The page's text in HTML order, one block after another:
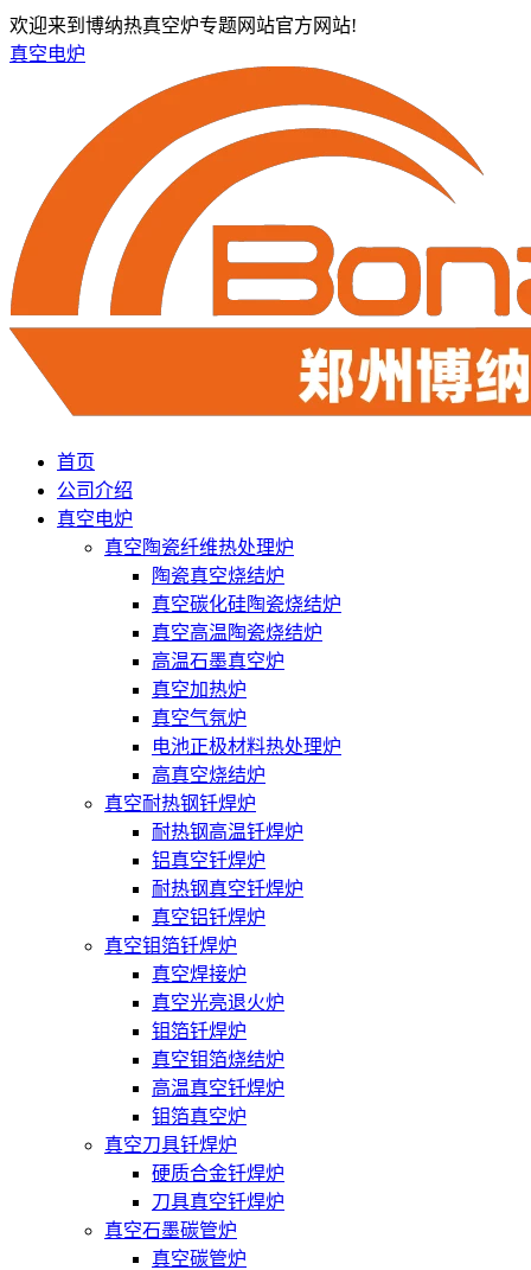
欢迎来到博纳热真空炉专题网站官方网站!
真空电炉
首页
公司介绍
真空电炉
真空陶瓷纤维热处理炉
陶瓷真空烧结炉
真空碳化硅陶瓷烧结炉
真空高温陶瓷烧结炉
高温石墨真空炉
真空加热炉
真空气氛炉
电池正极材料热处理炉
高真空烧结炉
真空耐热钢钎焊炉
耐热钢高温钎焊炉
铝真空钎焊炉
耐热钢真空钎焊炉
真空铝钎焊炉
真空钼箔钎焊炉
真空焊接炉
真空光亮退火炉
钼箔钎焊炉
真空钼箔烧结炉
高温真空钎焊炉
钼箔真空炉
真空刀具钎焊炉
硬质合金钎焊炉
刀具真空钎焊炉
真空石墨碳管炉
真空碳管炉